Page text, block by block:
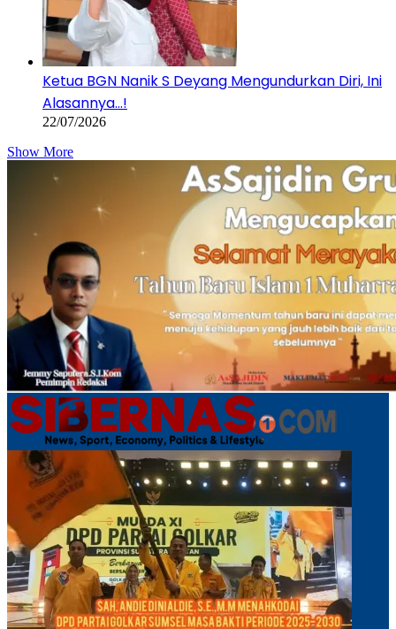
Ketua BGN Nanik S Deyang Mengundurkan Diri, Ini
Alasannya…!
22/07/2026
Show More